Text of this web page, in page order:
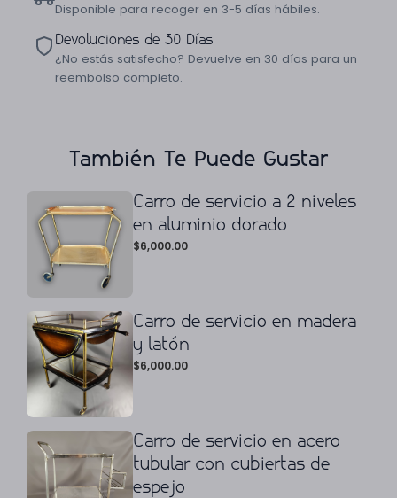
Disponible para recoger en 3-5 días hábiles.
Devoluciones de 30 Días
¿No estás satisfecho? Devuelve en 30 días para un
reembolso completo.
También Te Puede Gustar
Carro de servicio a 2 niveles
en aluminio dorado
$6,000.00
Carro de servicio en madera
y latón
$6,000.00
Carro de servicio en acero
tubular con cubiertas de
espejo